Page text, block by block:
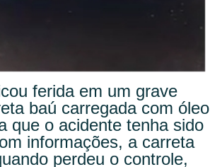
ferida em um grave
baú carregada com óleo
que o acidente tenha sido
informações, a carreta
perdeu o controle,